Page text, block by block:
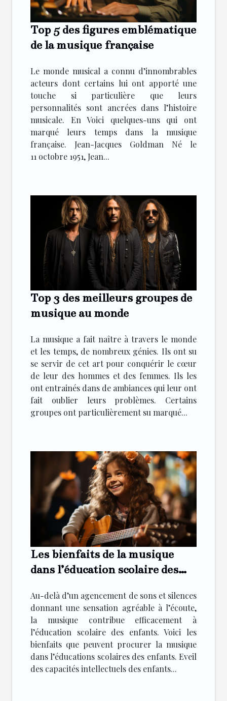
Top 5 des figures emblématique
de la musique française
Le monde musical a connu d’innombrables
acteurs dont certains lui ont apporté une
touche si particulière que leurs
personnalités sont ancrées dans l’histoire
musicale. En Voici quelques-uns qui ont
marqué leurs temps dans la musique
française. Jean-Jacques Goldman Né le
11 octobre 1951, Jean...
Top 3 des meilleurs groupes de
musique au monde
La musique a fait naître à travers le monde
et les temps, de nombreux génies. Ils ont su
se servir de cet art pour conquérir le cœur
de leur des hommes et des femmes. Ils les
ont entrainés dans de ambiances qui leur ont
fait oublier leurs problèmes. Certains
groupes ont particulièrement su marqué...
Les bienfaits de la musique
dans l’éducation scolaire des
Au-delà d’un agencement de sons et silences
donnant une sensation agréable à l’écoute,
la musique contribue efficacement à
l’éducation scolaire des enfants. Voici les
bienfaits que peuvent procurer la musique
dans l’éducations scolaires des enfants. Eveil
des capacités intellectuels des enfants...